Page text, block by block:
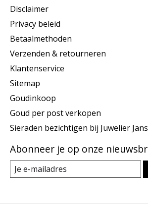
Disclaimer
Privacy beleid
Betaalmethoden
Verzenden & retourneren
Klantenservice
Sitemap
Goudinkoop
Goud per post verkopen
Sieraden bezichtigen bij Juwelier
Abonneer je op onze